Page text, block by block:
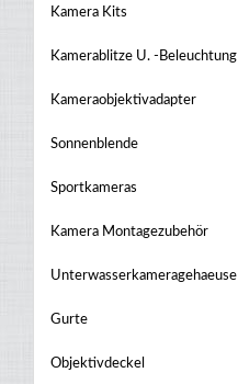
Kamera Kits
Kamerablitze U. -beleuchtung
Kameraobjektivadapter
Sonnenblende
Sportkameras
Kamera Montagezubehör
Unterwasserkameragehaeuse
Gurte
Objektivdeckel